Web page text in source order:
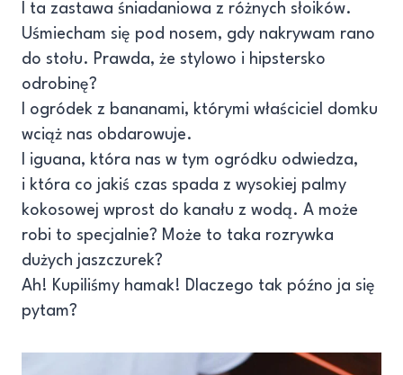
I ta zastawa śniadaniowa z różnych słoików.
Uśmiecham się pod nosem, gdy nakrywam rano
do stołu. Prawda, że stylowo i hipstersko
odrobinę?
I ogródek z bananami, którymi właściciel domku
wciąż nas obdarowuje.
I iguana, która nas w tym ogródku odwiedza,
i która co jakiś czas spada z wysokiej palmy
kokosowej wprost do kanału z wodą. A może
robi to specjalnie? Może to taka rozrywka
dużych jaszczurek?
Ah! Kupiliśmy hamak! Dlaczego tak późno ja się
pytam?